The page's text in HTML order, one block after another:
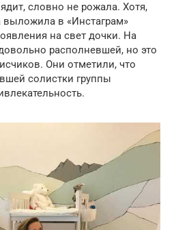
словно не рожала. Хотя,
в «Инстаграм»
на свет дочки. На
располневшей, но это
Они отметили, что
солистки группы